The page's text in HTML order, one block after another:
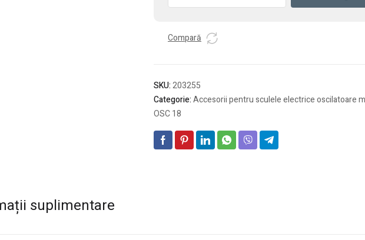
a
Compară
SKU:203255
Categorie:Accesorii pentru sculele electrice oscilatoare
OSC 18
suplimentare